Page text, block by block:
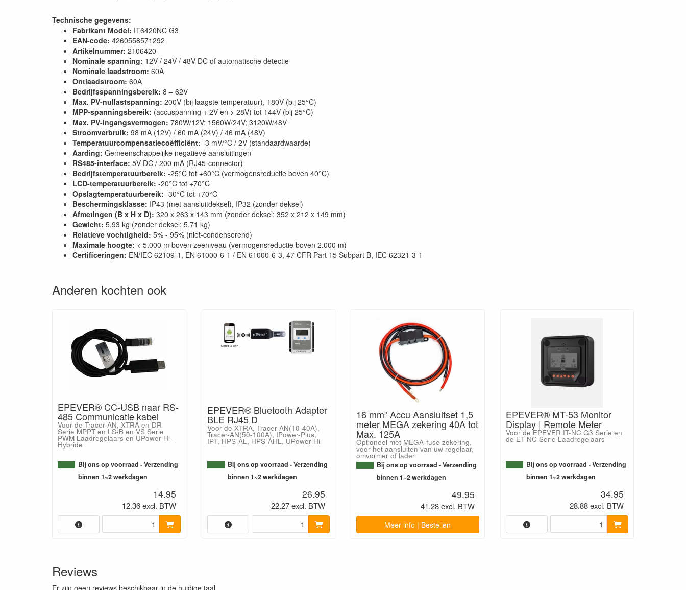
Technische gegevens:
Fabrikant Model: IT6420NC G3
EAN-code: 4260558571292
Artikelnummer: 2106420
Nominale spanning: 12V / 24V / 48V DC of automatische detectie
Nominale laadstroom: 60A
Ontlaadstroom: 60A
Bedrijfsspanningsbereik: 8 – 62V
Max. PV-nullastspanning: 200V (bij laagste temperatuur), 180V (bij 25°C)
MPP-spanningsbereik: (accuspanning + 2V en > 28V) tot 144V (bij 25°C)
Max. PV-ingangsvermogen: 780W/12V; 1560W/24V; 3120W/48V
Stroomverbruik: 98 mA (12V) / 60 mA (24V) / 46 mA (48V)
Temperatuurcompensatiecoëfficiënt: -3 mV/°C / 2V (standaardwaarde)
Aarding: Gemeenschappelijke negatieve aansluitingen
RS485-interface: 5V DC / 200 mA (RJ45-connector)
Bedrijfstemperatuurbereik: -25°C tot +60°C (vermogensreductie boven 40°C)
LCD-temperatuurbereik: -20°C tot +70°C
Opslagtemperatuurbereik: -30°C tot +70°C
Beschermingsklasse: IP43 (met aansluitdeksel), IP32 (zonder deksel)
Afmetingen (B x H x D): 320 x 263 x 143 mm (zonder deksel: 352 x 212 x 149 mm)
Gewicht: 5,93 kg (zonder deksel: 5,71 kg)
Relatieve vochtigheid: 5% - 95% (niet-condenserend)
Maximale hoogte: < 5.000 m boven zeeniveau (vermogensreductie boven 2.000 m)
Certificeringen: EN/IEC 62109-1, EN 61000-6-1 / EN 61000-6-3, 47 CFR Part 15 Subpart B, IEC 62321-3-1
Anderen kochten ook
EPEVER® CC-USB naar RS-
485 Communicatie kabel
Voor de Tracer AN, XTRA en DR
Serie MPPT en LS-B en VS Serie
PWM Laadregelaars en UPower Hi-
Hybride
Bij ons op voorraad - Verzending
binnen 1~2 werkdagen
14.95
12.36 excl. BTW
EPEVER® Bluetooth Adapter
BLE RJ45 D
Voor de XTRA, Tracer-AN(10-40A),
Tracer-AN(50-100A), IPower-Plus,
IPT, HPS-AL, HPS-AHL, UPower-Hi
Bij ons op voorraad - Verzending
binnen 1~2 werkdagen
26.95
22.27 excl. BTW
16 mm² Accu Aansluitset 1,5
meter MEGA zekering 40A tot
Max. 125A
Optioneel met MEGA-fuse zekering,
voor het aansluiten van uw regelaar,
omvormer of lader
Bij ons op voorraad - Verzending
binnen 1~2 werkdagen
49.95
41.28 excl. BTW
Meer info | Bestellen
EPEVER® MT-53 Monitor
Display | Remote Meter
Voor de EPEVER IT-NC G3 Serie en
de ET-NC Serie Laadregelaars
Bij ons op voorraad - Verzending
binnen 1~2 werkdagen
34.95
28.88 excl. BTW
Reviews
Er zijn geen reviews beschikbaar in de huidige taal